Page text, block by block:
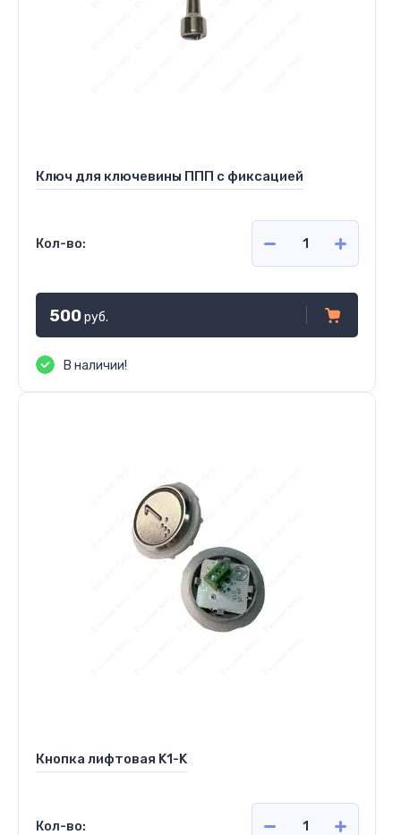
Ключ для ключевины ППП с фиксацией
Кол-во:
500руб.
В наличии!
Кнопка лифтовая K1-K
Кол-во: